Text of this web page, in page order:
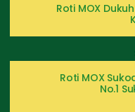
Roti MOX
Roti MOX
No.1